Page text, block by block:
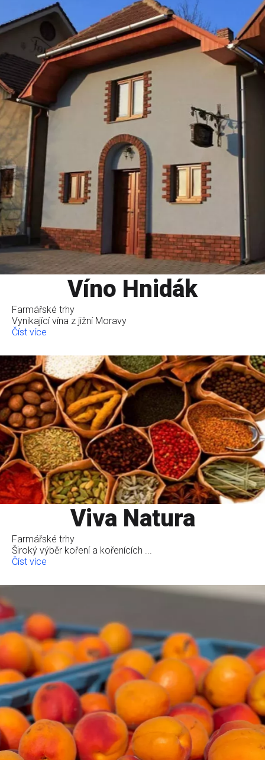
Víno Hnidák
Farmářské trhy
Vynikající vína z jižní Moravy
Číst více
Viva Natura
Farmářské trhy
Široký výběr koření a kořenících ...
Číst více